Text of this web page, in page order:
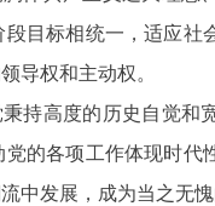
目标相统一，适应社
导权和主动权。
持高度的历史自觉和
的各项工作体现时代
中发展，成为当之无愧